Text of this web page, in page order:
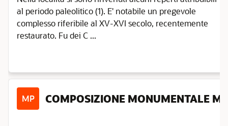
al periodo paleolitico (1). E' notabile un pregevole
complesso riferibile al XV-XVI secolo, recentemente
restaurato. Fu dei C ...
MP COMPOSIZIONE MONUMENTALE